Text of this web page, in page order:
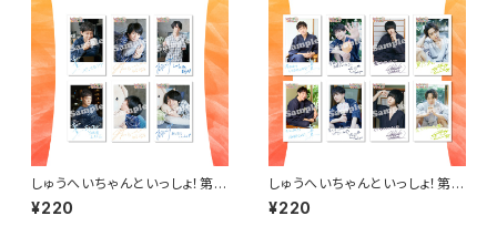
しゅうへいちゃんといっしょ！第９
夜チェキ風ランダムブロマイド
（全６種）
¥220
しゅうへいちゃんといっしょ！第６
夜チェキ風ランダムブロマイド
（全8種）
¥220